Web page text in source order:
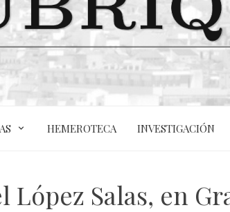
HEMEROTECA INVESTIGACIÓN
Salas, en